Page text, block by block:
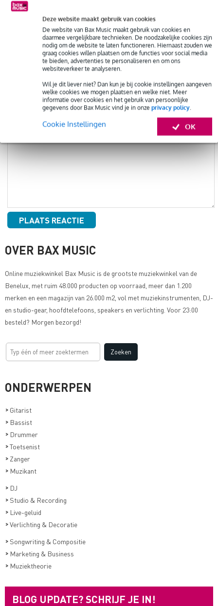
Deze website maakt gebruik van cookies
De website van Bax Music maakt gebruik van cookies en
daarmee vergelijkbare technieken. De noodzakelijke cookies zijn
nodig om de website te laten functioneren. Hiernaast zouden we
graag cookies willen plaatsen om de functies voor social media
te bieden, advertenties te personaliseren en om ons
websiteverkeer te analyseren.
Wil je dit liever niet? Dan kun je bij cookie instellingen aangeven
welke cookies we mogen plaatsen en welke niet. Meer
informatie over cookies en het gebruik van persoonlijke
gegevens door Bax Music vind je in onze privacy policy.
OK
Cookie Instellingen
E-mail (verplicht)(wordt niet gepubliceerd)
Houd mij op de hoogte van nieuwe reacties. Ofabonneer je
op deze discussie zonder te reageren. Let op: je moet de
inschrijving bevestigen. Klik op de link in de e-mail die je
straks krijgt (controleer als dat nodig is je spam-box).
Schrijf een reactie (let op, het kan even duren voor deze
OVER BAX MUSIC
Online muziekwinkel Bax Music is de grootste muziekwinkel van de
Benelux, met ruim 48.000 producten op voorraad, meer dan 1.200
merken en een magazijn van 26.000 m2, vol met muziekinstrumenten, DJ-
en studio-gear, hoofdtelefoons, speakers en verlichting. Voor 23:00
besteld? Morgen bezorgd!
ONDERWERPEN
> Gitarist
> Bassist
> Drummer
>Toetsenist
> Zanger
> Muzikant
> DJ
> Studio & Recording
> Live-geluid
>Verlichting & Decoratie
> Songwriting & Compositie
> Marketing & Business
> Muziektheorie
BLOG UPDATE? SCHRIJF JE IN!